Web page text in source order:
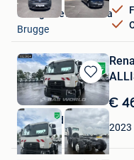
Garage Devisch Bvba
Brugge
Bewaren
in
Mijn
Favorieten
€
2023
BAS World External
Veghel